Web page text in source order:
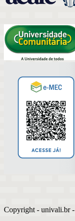
Copyright - univali.br -